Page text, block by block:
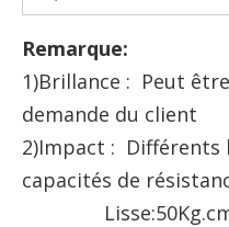
Remarque:
1)Brillance : Peut
demande du client
2)Impact :
capacités de
Lisse:50Kg.cm,